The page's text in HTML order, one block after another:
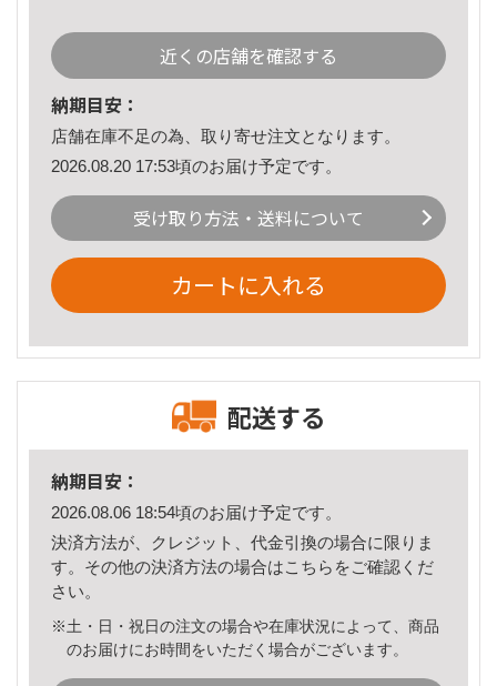
近くの店舗を確認する
納期目安：
店舗在庫不足の為、取り寄せ注文となります。
2026.08.20 17:53頃のお届け予定です。
受け取り方法・送料について
カートに入れる
配送する
納期目安：
2026.08.06 18:54頃のお届け予定です。
決済方法が、クレジット、代金引換の場合に限りま
す。その他の決済方法の場合はこちら をご確認くだ
さい。
※土・日・祝日の注文の場合や在庫状況によって、商品
のお届けにお時間をいただく場合がございます。